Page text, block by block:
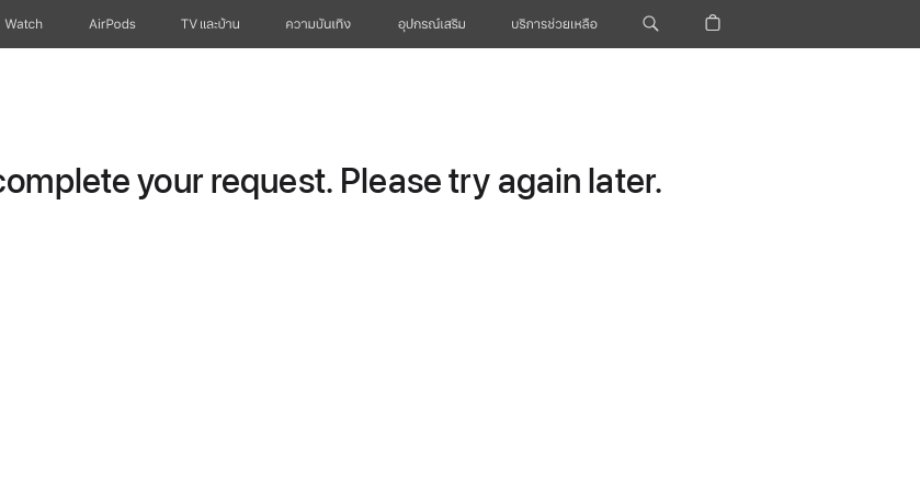
Watch AirPods TV และบ้าน ความบันเทิง อุปกรณ์เสริม บริการช่วยเหลือ
your request. Please try again later.